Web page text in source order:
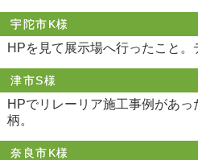
宇陀市K様
HPを見て展示場へ行ったこと。
津市S様
HPでリレーリア施工事例があっ
柄。
奈良市K様